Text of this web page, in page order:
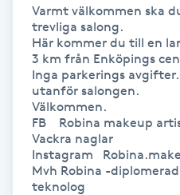
Gravidyoga
Gruppträning
Gua Sha-massage
Hatha Yoga
Varmt välkommen ska
trevliga salong.
Här kommer du till en
3 km från Enköpings
Inga parkerings
utanför salongen.
Välkommen.
FB    Robina makeup
Vackra naglar
Instagram
Mvh Robina -
teknolog